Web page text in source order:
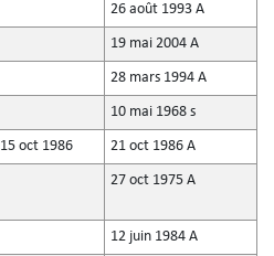
26 août 1993 A
19 mai 2004 A
28 mars 1994 A
10 mai 1968 s
15 oct 1986 21 oct 1986 A
27 oct 1975 A
12 juin 1984 A